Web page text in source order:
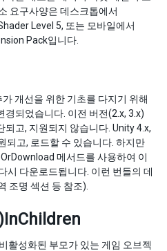
요구사양은 데스크톱에서
Level 5, 또는 모바일에서
Pack입니다.
개선을 위한 기초를 다지기 위해
되었습니다. 이전 버전(2.x, 3.x)
고, 지원되지 않습니다. Unity 4.x,
되고, 로드할 수 있습니다. 하지만
메서드를 사용하여 이
시 다운로드됩니다. 이런 번들의 데
조명 섹션 등 참조).
활성화된 부모가 있는 게임 오브젝